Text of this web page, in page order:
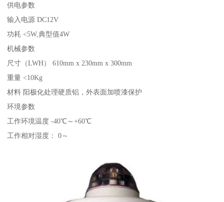
供电参数
输入电源 DC12V
功耗 <5W,典型值4W
机械参数
尺寸（LWH） 610mm x 230mm x 300mm
重量 <10Kg
材料 阳极化处理硬质铝，外表面加喷漆保护
环境参数
工作环境温度 -40℃～+60℃
工作相对湿度： 0～